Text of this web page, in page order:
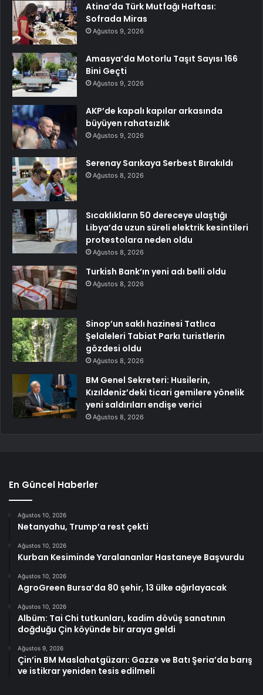
Atina’da Türk Mutfağı Haftası:
Sofrada Miras
Ağustos 9, 2026
Amasya’da Motorlu Taşıt Sayısı 166
Bini Geçti
Ağustos 9, 2026
AKP’de kapalı kapılar arkasında
büyüyen rahatsızlık
Ağustos 9, 2026
Serenay Sarıkaya Serbest Bırakıldı
Ağustos 8, 2026
Sıcaklıkların 50 dereceye ulaştığı
Libya’da uzun süreli elektrik kesintileri
protestolara neden oldu
Ağustos 8, 2026
Turkish Bank’ın yeni adı belli oldu
Ağustos 8, 2026
Sinop’un saklı hazinesi Tatlıca
Şelaleleri Tabiat Parkı turistlerin
gözdesi oldu
Ağustos 8, 2026
BM Genel Sekreteri: Husilerin,
Kızıldeniz’deki ticari gemilere yönelik
yeni saldırıları endişe verici
Ağustos 8, 2026
En Güncel Haberler
Ağustos 10, 2026
Netanyahu, Trump’a rest çekti
Ağustos 10, 2026
Kurban Kesiminde Yaralananlar Hastaneye Başvurdu
Ağustos 10, 2026
AgroGreen Bursa’da 80 şehir, 13 ülke ağırlayacak
Ağustos 10, 2026
Albüm: Tai Chi tutkunları, kadim dövüş sanatının
doğduğu Çin köyünde bir araya geldi
Ağustos 9, 2026
Çin’in BM Maslahatgüzarı: Gazze ve Batı Şeria’da barış
ve istikrar yeniden tesis edilmeli